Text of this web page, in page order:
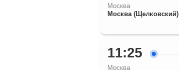
Москва
Москва (Щелковский)
11:25
Москва